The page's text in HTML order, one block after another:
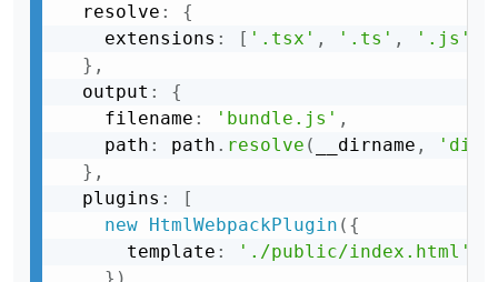
  resolve
:
{
    extensions
: [ '.tsx' , '.ts' , '.js'
} ,
  output
:
{
    filename
: 'bundle.js' ,
    path
: path . resolve ( __dirname ,
} ,
  plugins
:
[
new
HtmlWebpackPlugin ( {
      template
: './public/index.html'